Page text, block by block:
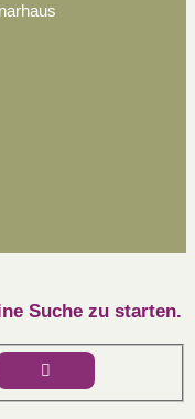
Suche zu starten.